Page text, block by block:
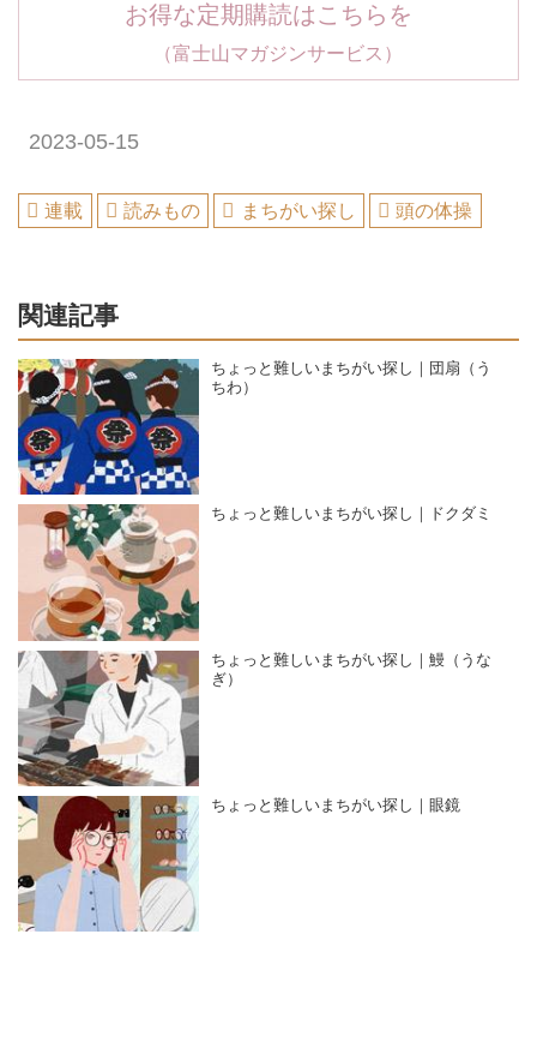
お得な定期購読はこちらを
（富士山マガジンサービス）
2023-05-15
連載 読みもの まちがい探し 頭の体操
関連記事
ちょっと難しいまちがい探し｜団扇（う
ちわ）
ちょっと難しいまちがい探し｜ドクダミ
ちょっと難しいまちがい探し｜鰻（うな
ぎ）
ちょっと難しいまちがい探し｜眼鏡